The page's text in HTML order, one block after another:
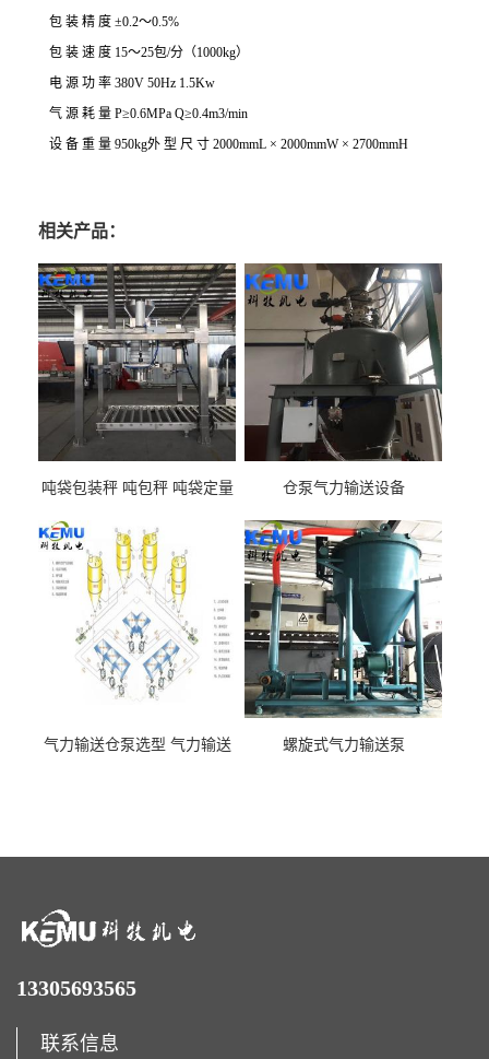
包 装 精 度 ±0.2～0.5%
包 装 速 度 15～25包/分（1000kg）
电 源 功 率 380V 50Hz 1.5Kw
气 源 耗 量 P≥0.6MPa Q≥0.4m3/min
设 备 重 量 950kg外 型 尺 寸 2000mmL × 2000mmW × 2700mmH
相关产品：
吨袋包装秤 吨包秤 吨袋定量
仓泵气力输送设备
气力输送仓泵选型 气力输送
螺旋式气力输送泵
13305693565
联系信息